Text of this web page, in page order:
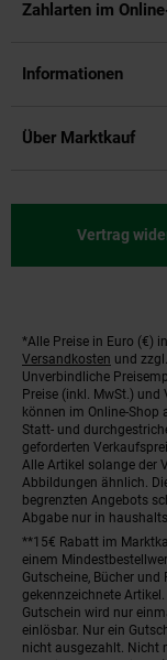
Zahlarten im
Informationen
Über Marktkauf
Vertrag
Fußnoten
*Alle Preise in Euro (€)
Versandkosten und
Unverbindliche
Preise (inkl. MwSt.)
können im Online-Shop
Statt- und
geforderten
Alle Artikel solange der
Abbildungen ähnlich.
begrenzten Angebots
Abgabe nur in
**15€ Rabatt im
einem
Gutscheine, Bücher
gekennzeichnete
Gutschein wird nur
einlösbar. Nur ein
nicht ausgezahlt. Nicht